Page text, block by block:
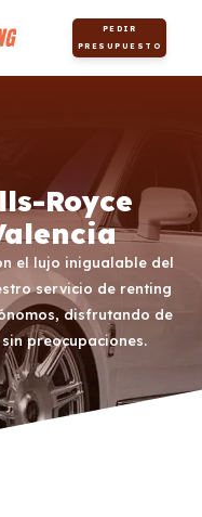
PEDIR
PRESUPUESTO
Royce
el lujo inigualable del
servicio de renting
disfrutando de
preocupaciones.